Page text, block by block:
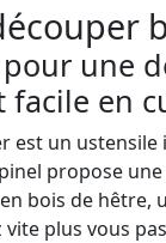
une
en
est un
propose
bois de hêtre,
plus vous